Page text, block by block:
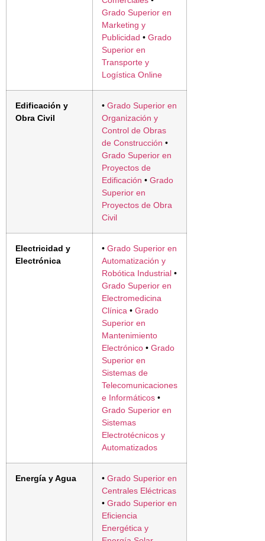
Grado Superior en
Marketing y
Publicidad • Grado
Superior en
Transporte y
Logística Online
Edificación y
Obra Civil
• Grado Superior en
Organización y
Control de Obras
de Construcción •
Grado Superior en
Proyectos de
Edificación • Grado
Superior en
Proyectos de Obra
Civil
Electricidad y
Electrónica
• Grado Superior en
Automatización y
Robótica Industrial •
Grado Superior en
Electromedicina
Clínica • Grado
Superior en
Mantenimiento
Electrónico • Grado
Superior en
Sistemas de
Telecomunicaciones
e Informáticos •
Grado Superior en
Sistemas
Electrotécnicos y
Automatizados
Energía y Agua • Grado Superior en
Centrales Eléctricas
• Grado Superior en
Eficiencia
Energética y